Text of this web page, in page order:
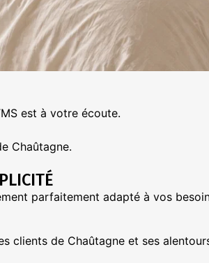
est à votre écoute.
Chaûtagne.
parfaitement adapté à vos
clients de Chaûtagne et ses